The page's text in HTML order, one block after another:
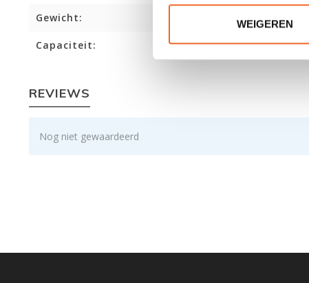
WEIGEREN
Gewicht:
Capaciteit:
REVIEWS
Nog niet gewaardeerd